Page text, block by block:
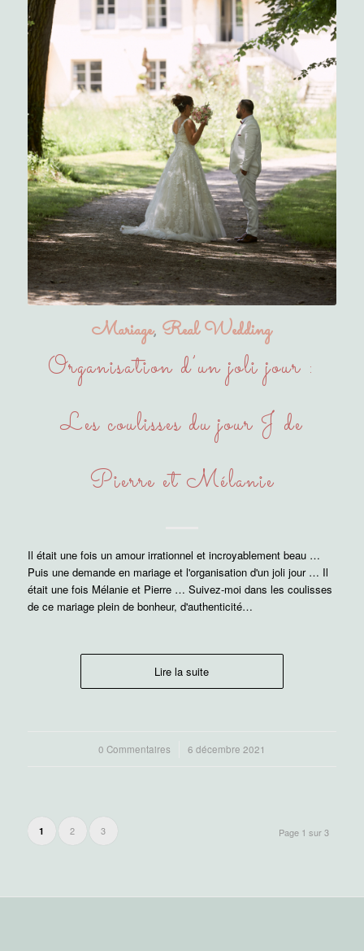
Mariage, Real Wedding
Organisation d’un joli jour :
Les coulisses du jour J de
Pierre et Mélanie
Il était une fois un amour irrationnel et incroyablement beau …
Puis une demande en mariage et l'organisation d'un joli jour … Il
était une fois Mélanie et Pierre … Suivez-moi dans les coulisses
de ce mariage plein de bonheur, d'authenticité…
Lire la suite
0 Commentaires
/ 6 décembre 2021
Page 1 sur 3
1 2 3